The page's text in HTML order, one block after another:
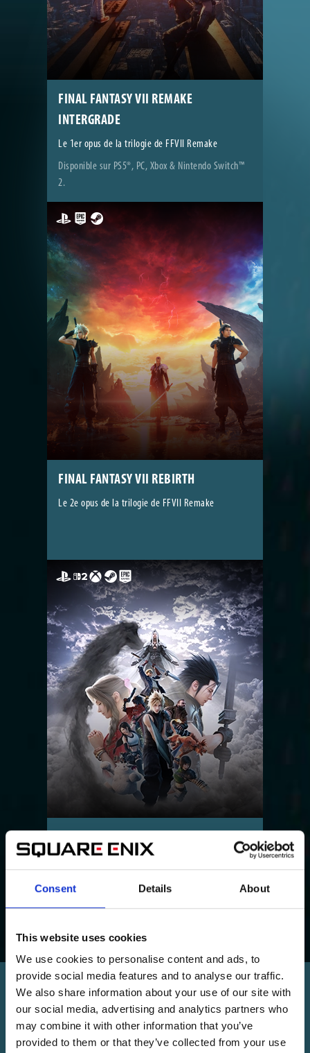
Consent Details About
This website uses cookies
We use cookies to personalise content and ads, to
provide social media features and to analyse our traffic.
We also share information about your use of our site with
our social media, advertising and analytics partners who
may combine it with other information that you’ve
provided to them or that they’ve collected from your use
FINAL FANTASY VII REMAKE
INTERGRADE
Le 1er opus de la trilogie de FFVII Remake
Disponible sur PS5®, PC, Xbox & Nintendo Switch™
2.
FINAL FANTASY VII REBIRTH
Le 2e opus de la trilogie de FFVII Remake
FINAL FANTASY VII REVELATION
Le 3e opus de la trilogie de FFVII Remake
AUTRES TITRES DU MÊME UNIVERS